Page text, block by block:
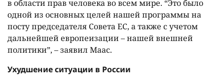
в области прав человека во всем мире. “Это было
одной из основных целей нашей программы на
посту председателя Совета ЕС, а также с учетом
дальнейшей европеизации – нашей внешней
политики”, – заявил Маас.
Ухудшение ситуации в России